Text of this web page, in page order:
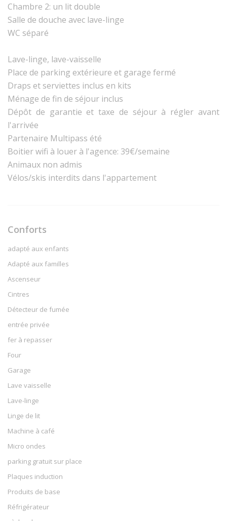
Chambre 2: un lit double
Salle de douche avec lave-linge
WC séparé
Lave-linge, lave-vaisselle
Place de parking extérieure et garage fermé
Draps et serviettes inclus en kits
Ménage de fin de séjour inclus
Dépôt de garantie et taxe de séjour à régler avant
l'arrivée
Partenaire Multipass été
Boitier wifi à louer à l'agence: 39€/semaine
Animaux non admis
Vélos/skis interdits dans l'appartement
Conforts
adapté aux enfants
Adapté aux familles
Ascenseur
Cintres
Détecteur de fumée
entrée privée
fer à repasser
Four
Garage
Lave vaisselle
Lave-linge
Linge de lit
Machine à café
Micro ondes
parking gratuit sur place
Plaques induction
Produits de base
Réfrigérateur